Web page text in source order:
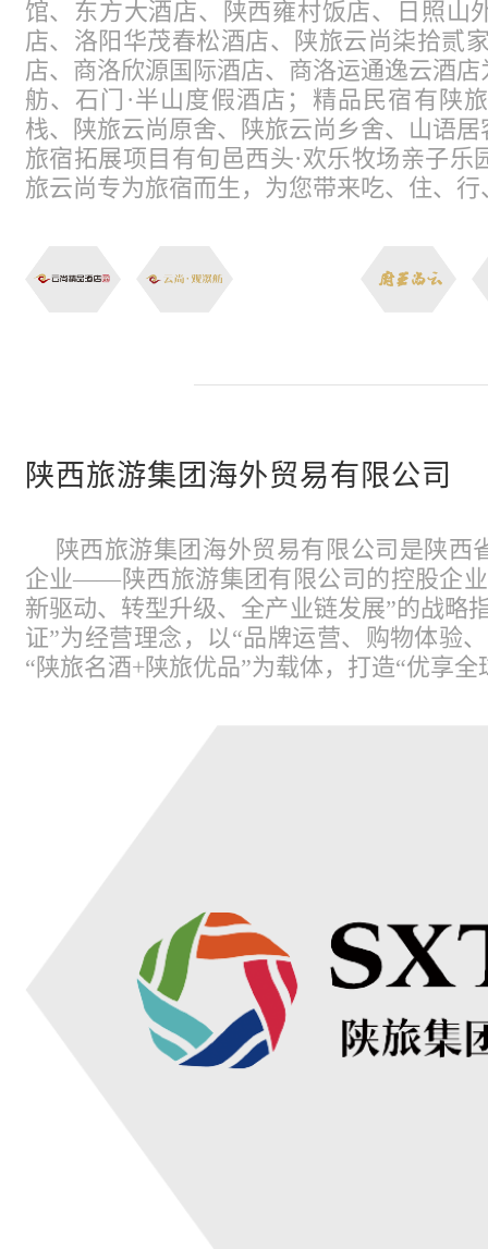
馆、东方大酒店、陕西雍村饭店、日照山
店、洛阳华茂春松酒店、陕旅云尚柒拾贰
店、商洛欣源国际酒店、商洛运通逸云酒
舫、石门·半山度假酒店；精品民宿有陕
栈、陕旅云尚原舍、陕旅云尚乡舍、山语
旅宿拓展项目有旬邑西头·欢乐牧场亲子
旅云尚专为旅宿而生，为您带来吃、住、
陕西旅游集团海外贸易有限公司
陕西旅游集团海外贸易有限公司是陕西
企业——陕西旅游集团有限公司的控股企
新驱动、转型升级、全产业链发展”的战略
证”为经营理念，以“品牌运营、购物体验
“陕旅名酒+陕旅优品”为载体，打造“优享